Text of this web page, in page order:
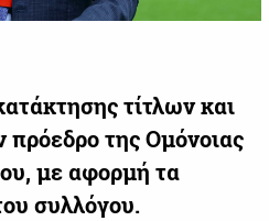
τίτλων και
πρόεδρο τηςΟμόνοιας
με αφορμή τα
συλλόγου.